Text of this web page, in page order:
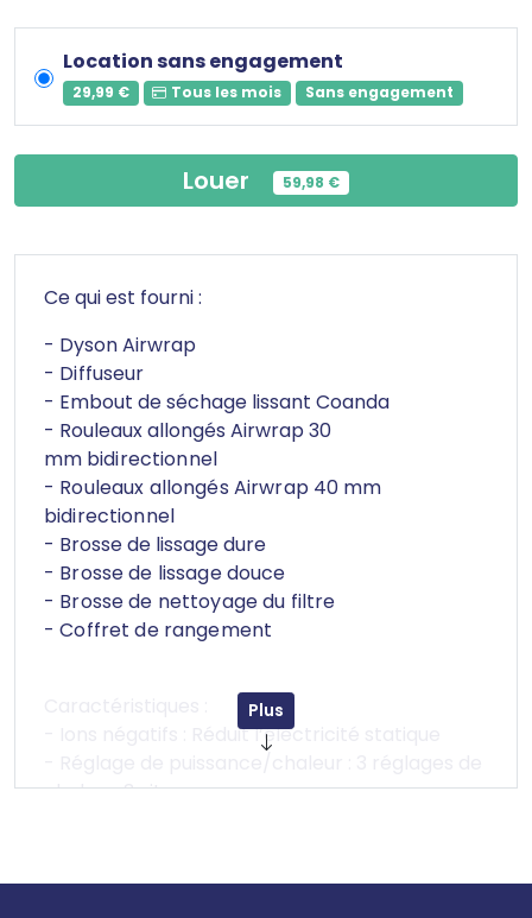
Location sans engagement
29,99 € Tous les mois Sans engagement
Louer 59,98 €
Ce qui est fourni :
- Dyson Airwrap
- Diffuseur
- Embout de séchage lissant Coanda
- Rouleaux allongés Airwrap 30
mm bidirectionnel
- Rouleaux allongés Airwrap 40 mm
bidirectionnel
- Brosse de lissage dure
- Brosse de lissage douce
- Brosse de nettoyage du filtre
- Coffret de rangement
- Ions négatifs : Réduit l’électricité statique
chaleur, 3 vitesses
- Puissance : 1 300 W
Plus